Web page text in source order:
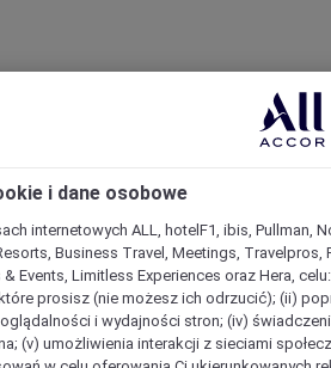
i dane osobowe
internetowych ALL, hotelF1, ibis, Pullman,
Business Travel, Meetings, Travelpros,
Events, Limitless Experiences oraz Hera,
prosisz (nie możesz ich odrzucić); (ii)
i wydajności stron; (iv)
(v) umożliwienia interakcji z sieciami